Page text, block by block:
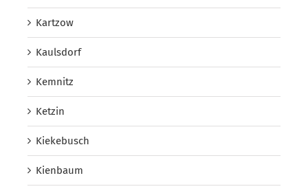
Kartzow
Kaulsdorf
Kemnitz
Ketzin
Kiekebusch
Kienbaum